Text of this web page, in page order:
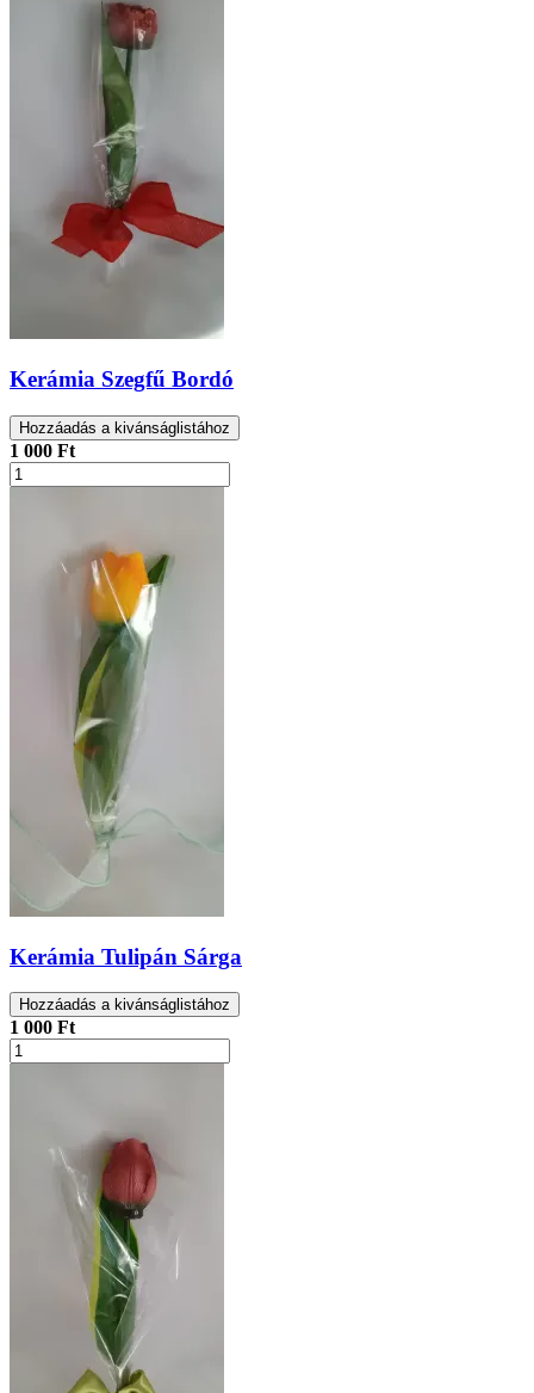
Kerámia Szegfű Bordó
Hozzáadás a kivánságlistához
1 000 Ft
Kerámia Tulipán Sárga
Hozzáadás a kivánságlistához
1 000 Ft